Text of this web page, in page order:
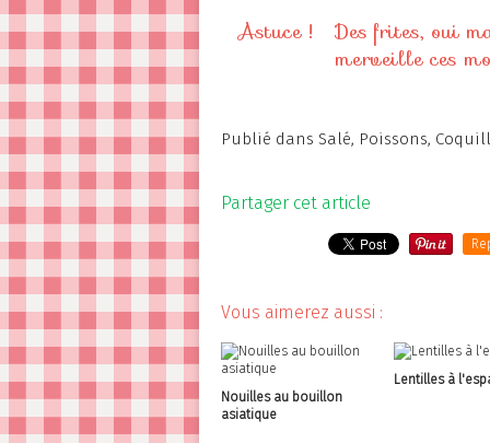
Astuce !
Des frites, oui
merveille ces
Publié dans Salé, Poissons,
Partager cet article
Vous aimerez aussi :
Nouilles au bouillon
asiatique
Lentilles à